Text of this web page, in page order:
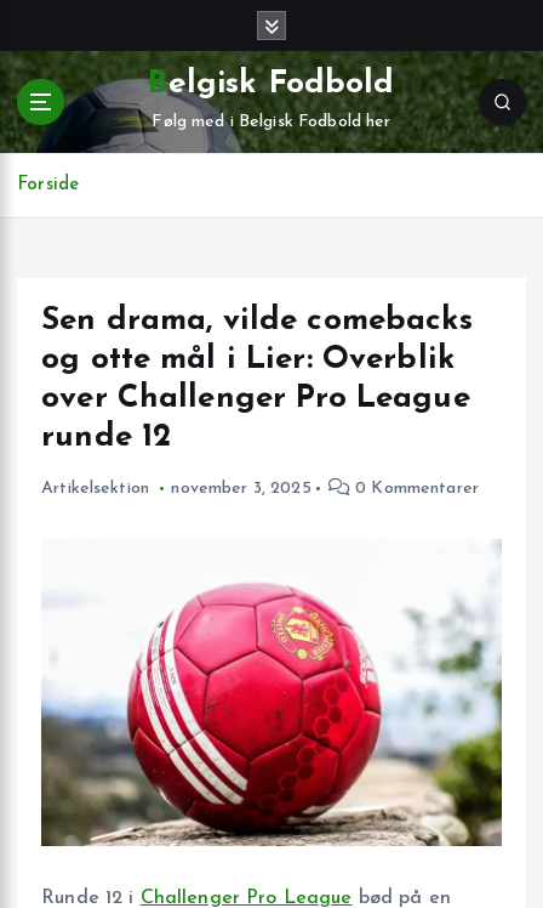
t
i
i
Belgisk Fodbold
Følg med i Belgisk Fodbold her
Forside
Sen drama, vilde comebacks
og otte mål i Lier: Overblik
over Challenger Pro League
runde 12
Artikelsektion november 3, 2025 0 Kommentarer
Runde 12 i Challenger Pro League bød på en